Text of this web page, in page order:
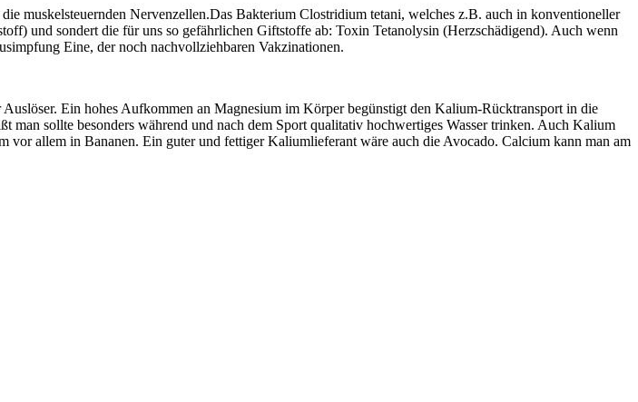
muskelsteuernden Nervenzellen.Das Bakterium Clostridium tetani, welches z.B. auch in konventioneller
und sondert die für uns so gefährlichen Giftstoffe ab: Toxin Tetanolysin (Herzschädigend). Auch wenn
Eine, der noch nachvollziehbaren Vakzinationen.
Auslöser. Ein hohes Aufkommen an Magnesium im Körper begünstigt den Kalium-Rücktransport in die
sollte besonders während und nach dem Sport qualitativ hochwertiges Wasser trinken. Auch Kalium
allem in Bananen. Ein guter und fettiger Kaliumlieferant wäre auch die Avocado. Calcium kann man am